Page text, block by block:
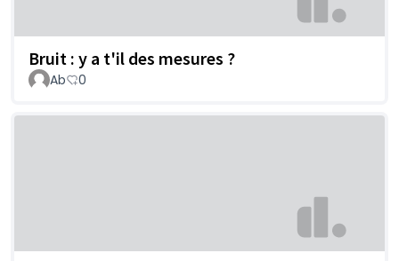
Bruit : y a t'il des mesures ?
Ab 0